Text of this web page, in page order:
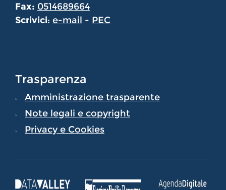
Fax: 0514689664
Scrivici: e-mail - PEC
Trasparenza
Amministrazione trasparente
Note legali e copyright
Privacy e Cookies